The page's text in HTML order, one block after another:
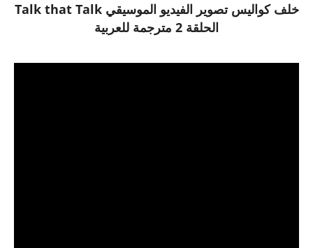
خلف كواليس تصوير الفيديو الموسيقي Talk that Talk
الحلقة 2 مترجمة للعربية